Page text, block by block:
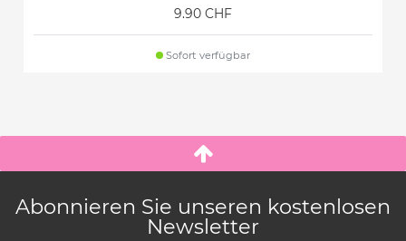
9.90 CHF
Sofort verfügbar
Abonnieren Sie unseren kostenlosen
Newsletter